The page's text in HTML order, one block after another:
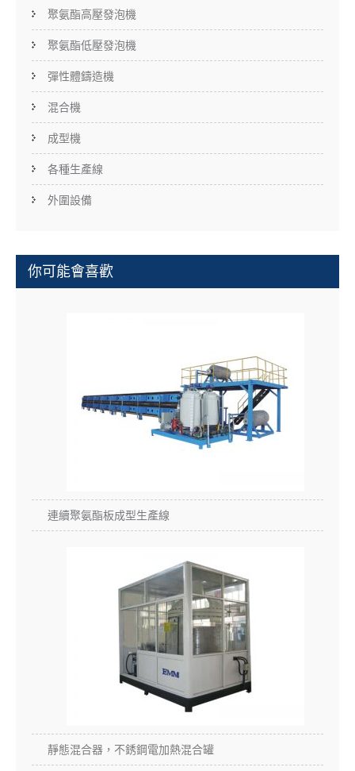
聚氨酯高壓發泡機
聚氨酯低壓發泡機
彈性體鑄造機
混合機
成型機
各種生產線
外圍設備
你可能會喜歡
連續聚氨酯板成型生產線
靜態混合器，不銹鋼電加熱混合罐